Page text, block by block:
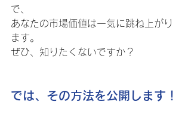
で、
あなたの市場価値は一気に跳ね上がり
ます。
ぜひ、知りたくないですか？
では、その方法を公開します！